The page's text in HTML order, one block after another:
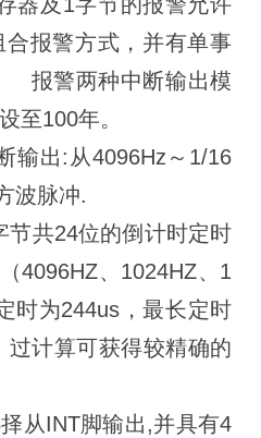
器及1字节的报警允许
报警方式，并有单事
警两种中断输出模
至100年。
出:从4096Hz～1/16
波脉冲.
共24位的倒计时定时
4096HZ、1024HZ、1
时为244us，最长定时
算可获得较精确的
INT脚输出,并具有4